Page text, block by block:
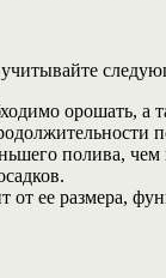
орошать, а
полива,
от ее размера,